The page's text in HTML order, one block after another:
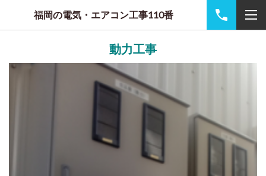
福岡の電気・エアコン工事110番
動力工事